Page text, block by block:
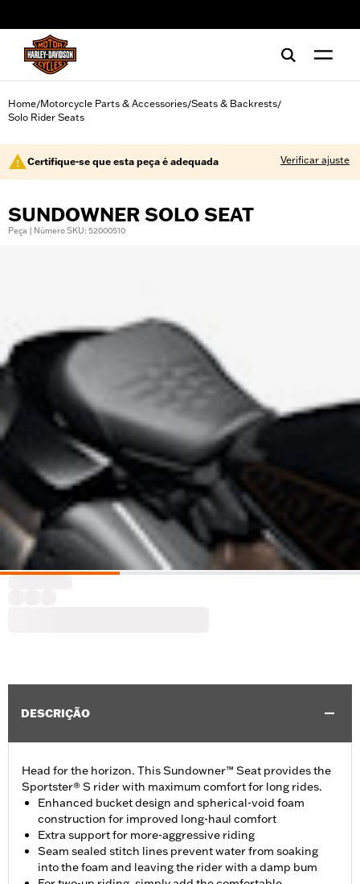
Home/Motorcycle Parts & Accessories/Seats & Backrests/
Solo Rider Seats
Certifique-se que esta peça é adequada Verificar ajuste
SUNDOWNER SOLO SEAT
Peça | Número SKU: 52000510
DESCRIÇÃO
Head for the horizon. This Sundowner™ Seat provides the
Sportster® S rider with maximum comfort for long rides.
Enhanced bucket design and spherical-void foam
construction for improved long-haul comfort
Extra support for more-aggressive riding
Seam sealed stitch lines prevent water from soaking
into the foam and leaving the rider with a damp bum